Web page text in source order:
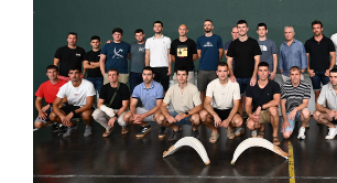
Babes zabala jaso du Ansak